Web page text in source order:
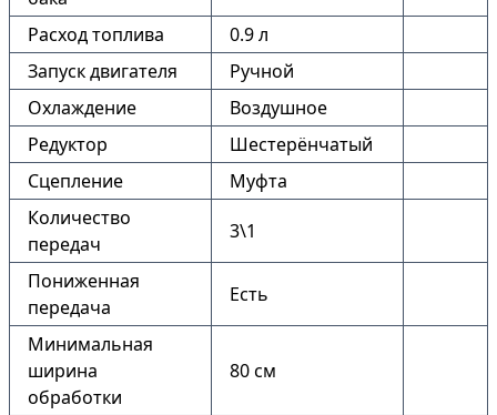
Расход топлива
0.9 л
Запуск двигателя
Ручной
Охлаждение
Воздушное
Редуктор
Шестерёнчатый
Сцепление
Муфта
Количество
передач
3\1
Пониженная
передача
Есть
Минимальная
ширина
обработки
80 см